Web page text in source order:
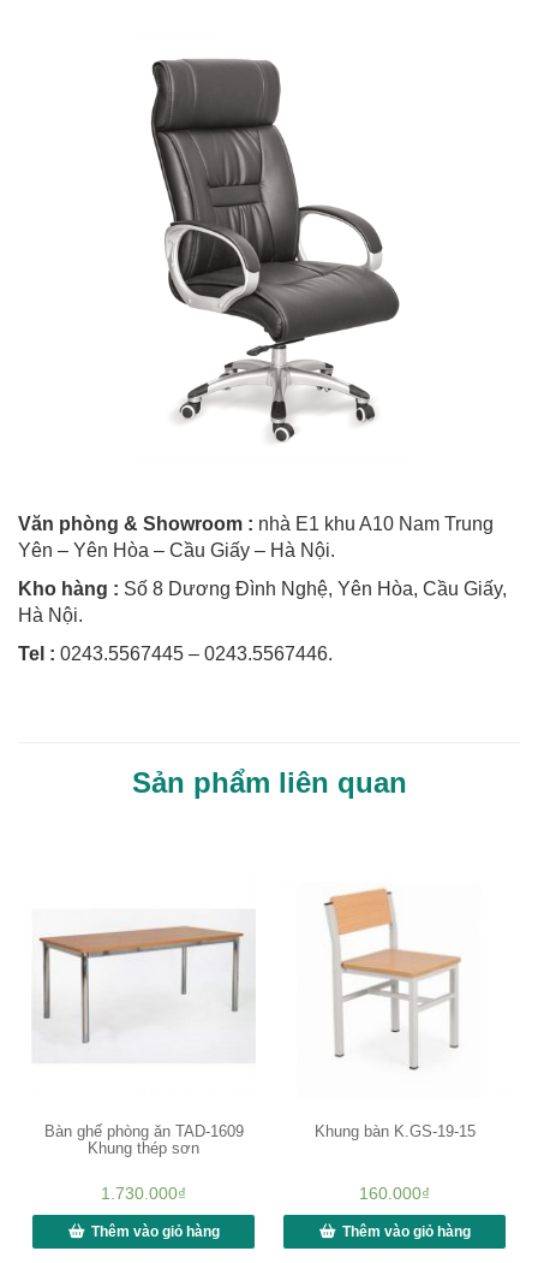
Văn phòng & Showroom : nhà E1 khu A10 Nam Trung
Yên – Yên Hòa – Cầu Giấy – Hà Nội.
Kho hàng : Số 8 Dương Đình Nghệ, Yên Hòa, Cầu Giấy,
Hà Nội.
Tel : 0243.5567445 – 0243.5567446.
Sản phẩm liên quan
Bàn ghế phòng ăn TAD-1609
Khung thép sơn
1.730.000₫
Thêm vào giỏ hàng
Khung bàn K.GS-19-15
160.000₫
Thêm vào giỏ hàng